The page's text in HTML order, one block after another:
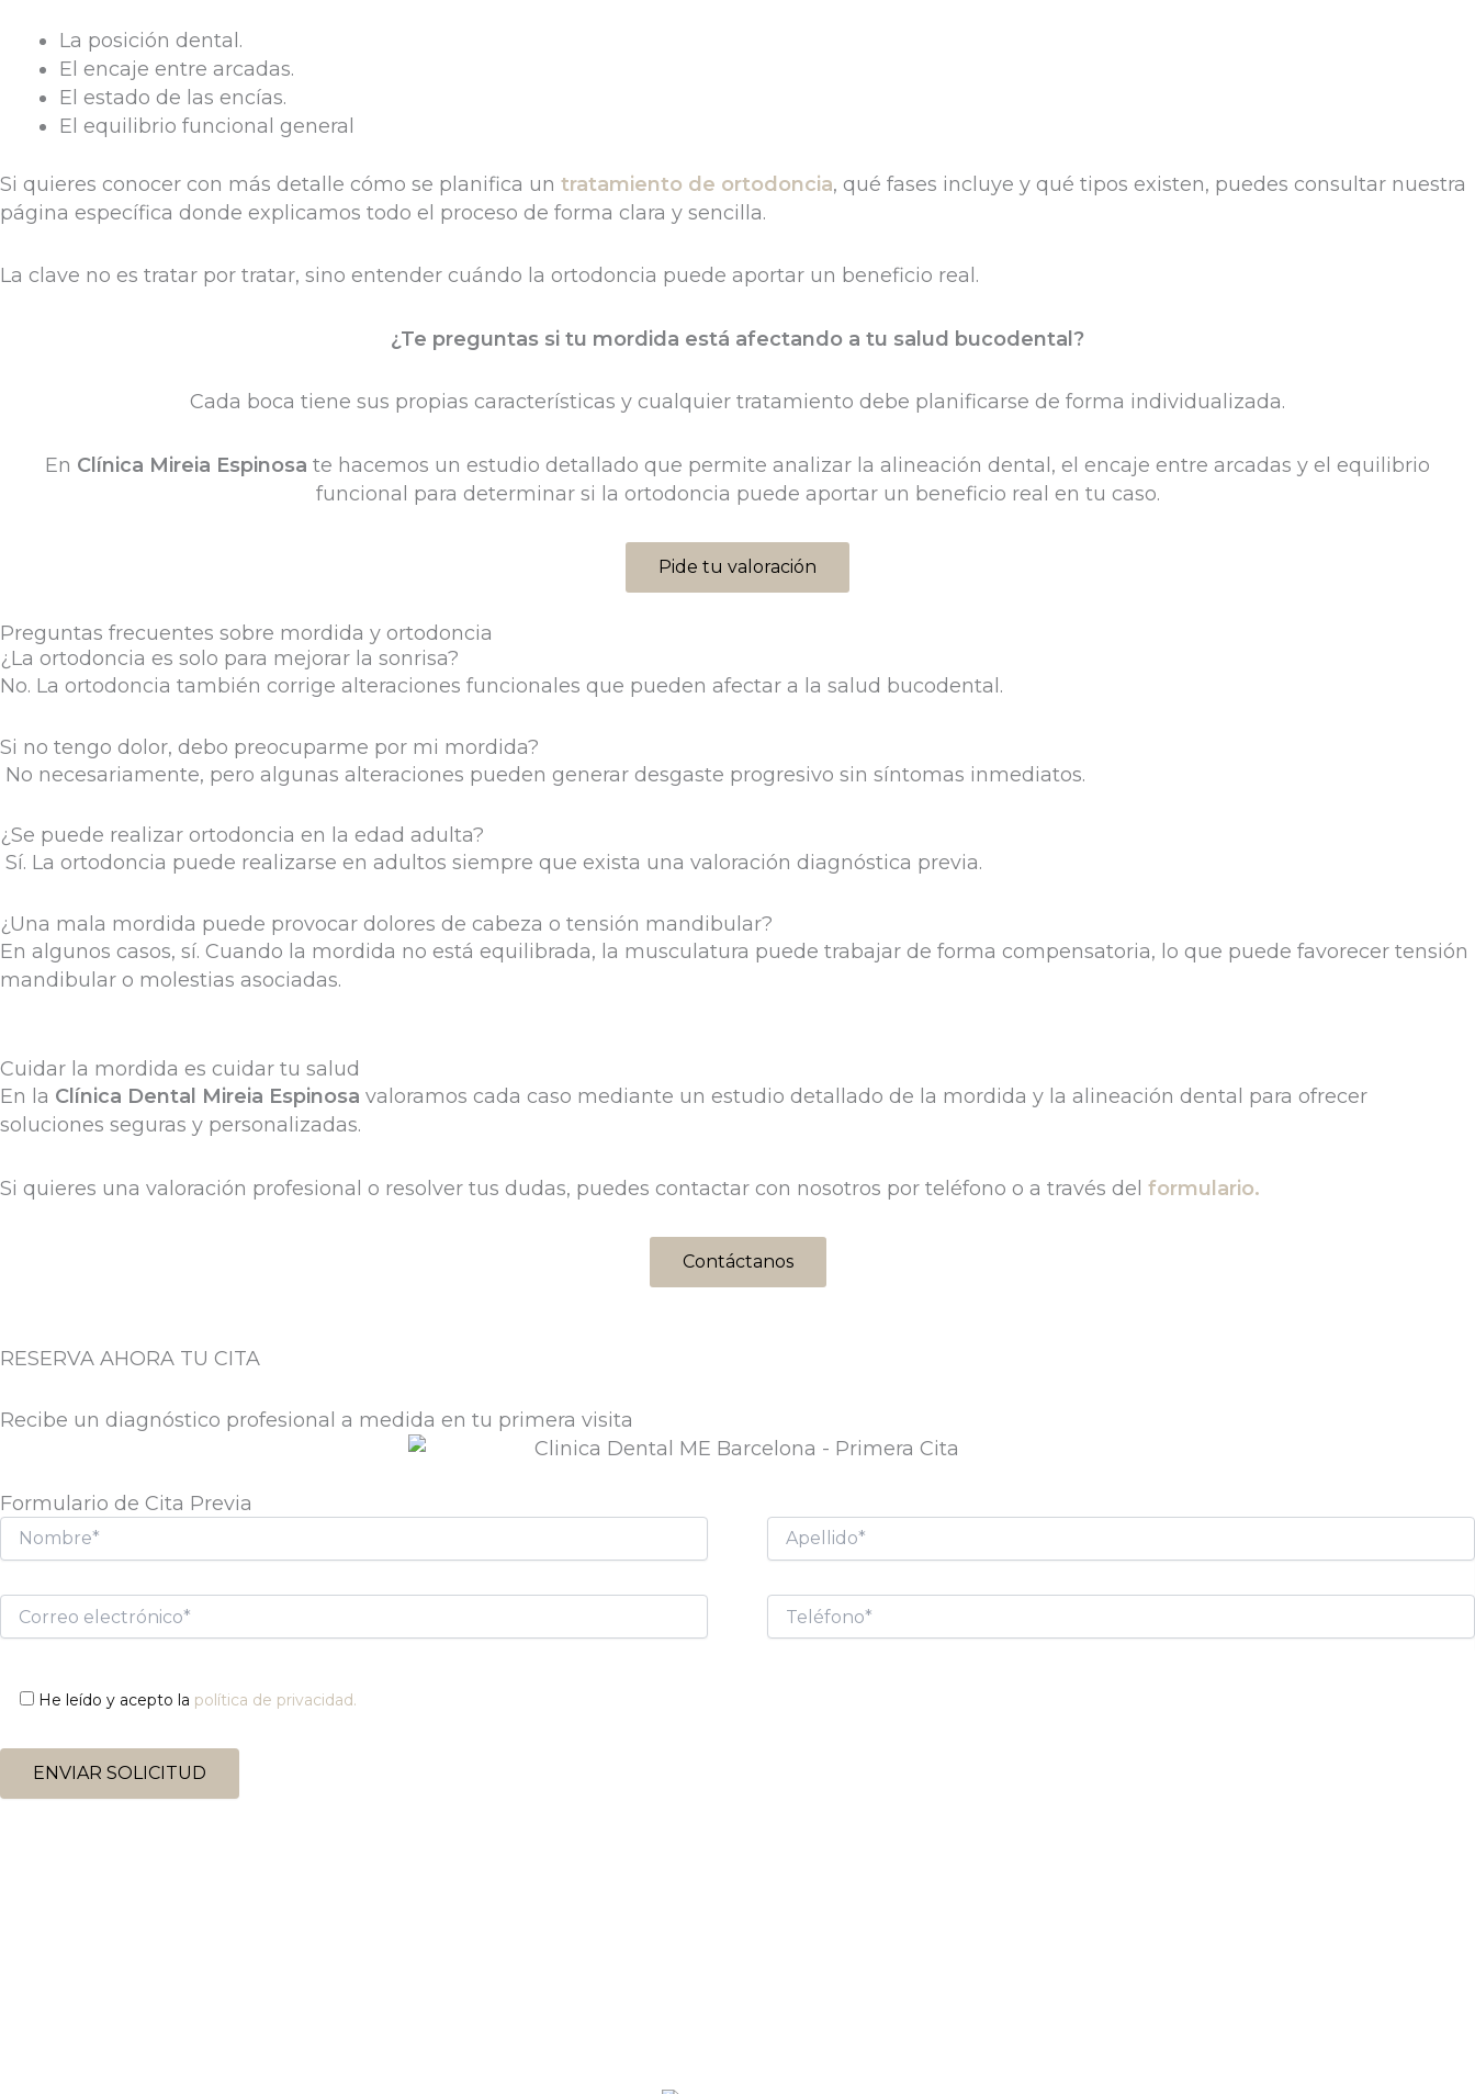
La posición dental.
El encaje entre arcadas.
El estado de las encías.
El equilibrio funcional general
Si quieres conocer con más detalle cómo se planifica un tratamiento de ortodoncia, qué fases incluye y qué tipos existen, puedes consultar nuestra
página específica donde explicamos todo el proceso de forma clara y sencilla.
La clave no es tratar por tratar, sino entender cuándo la ortodoncia puede aportar un beneficio real.
¿Te preguntas si tu mordida está afectando a tu salud bucodental?
Cada boca tiene sus propias características y cualquier tratamiento debe planificarse de forma individualizada.
En Clínica Mireia Espinosa te hacemos un estudio detallado que permite analizar la alineación dental, el encaje entre arcadas y el equilibrio
funcional para determinar si la ortodoncia puede aportar un beneficio real en tu caso.
Pide tu valoración
Preguntas frecuentes sobre mordida y ortodoncia
¿La ortodoncia es solo para mejorar la sonrisa?
No. La ortodoncia también corrige alteraciones funcionales que pueden afectar a la salud bucodental.
Si no tengo dolor, debo preocuparme por mi mordida?
No necesariamente, pero algunas alteraciones pueden generar desgaste progresivo sin síntomas inmediatos.
¿Se puede realizar ortodoncia en la edad adulta?
Sí. La ortodoncia puede realizarse en adultos siempre que exista una valoración diagnóstica previa.
¿Una mala mordida puede provocar dolores de cabeza o tensión mandibular?
En algunos casos, sí. Cuando la mordida no está equilibrada, la musculatura puede trabajar de forma compensatoria, lo que puede favorecer tensión
mandibular o molestias asociadas.
Cuidar la mordida es cuidar tu salud
En la Clínica Dental Mireia Espinosa valoramos cada caso mediante un estudio detallado de la mordida y la alineación dental para ofrecer
soluciones seguras y personalizadas.
Si quieres una valoración profesional o resolver tus dudas, puedes contactar con nosotros por teléfono o a través del formulario.
Contáctanos
RESERVA AHORA TU CITA
Recibe un diagnóstico profesional a medida en tu primera visita
Formulario de Cita Previa
He leído y acepto la política de privacidad.